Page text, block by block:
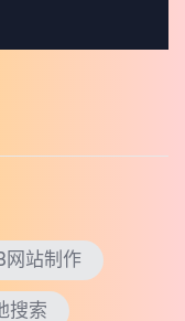
网站制作
搜索